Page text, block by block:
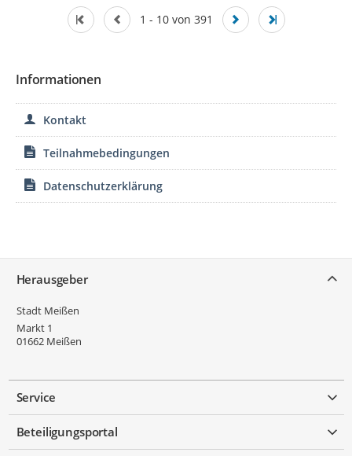
1 - 10 von 391
Informationen
Kontakt
Teilnahmebedingungen
Datenschutzerklärung
Herausgeber
Stadt Meißen
Markt 1
01662 Meißen
Service
Beteiligungsportal